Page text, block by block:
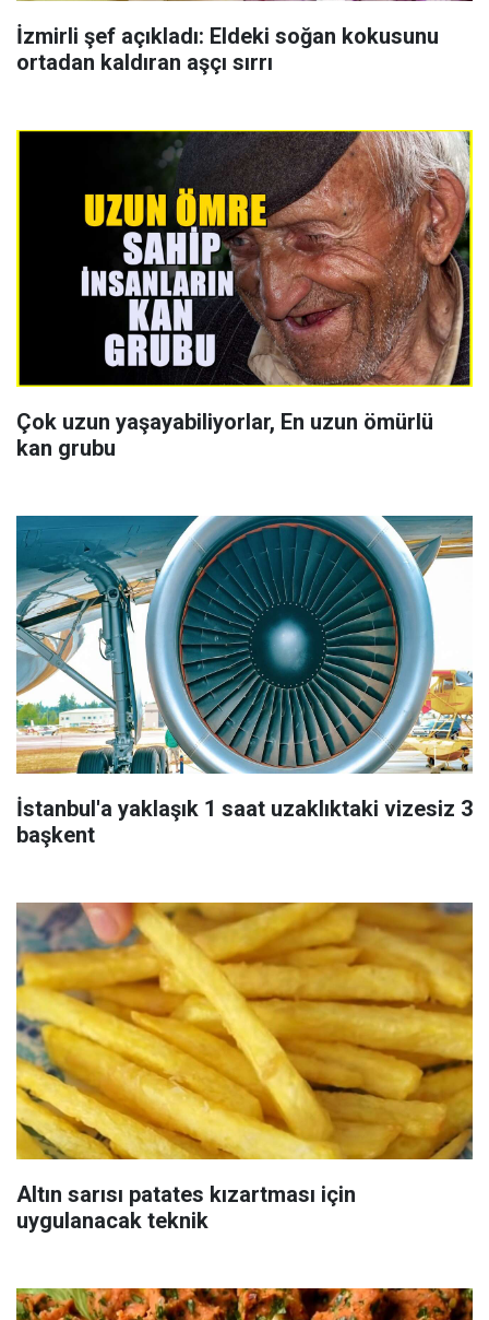
İzmirli şef açıkladı: Eldeki soğan kokusunu
ortadan kaldıran aşçı sırrı
Çok uzun yaşayabiliyorlar, En uzun ömürlü
kan grubu
İstanbul'a yaklaşık 1 saat uzaklıktaki vizesiz 3
başkent
Altın sarısı patates kızartması için
uygulanacak teknik